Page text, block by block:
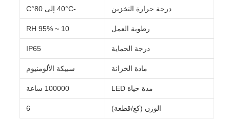
درجة حرارة التخزين -40°C إلى 80°C
رطوبة العمل 10 ~ 95% RH
درجة الحماية IP65
مادة الخزانة سبيكة الألومنيوم
مدة حياة LED 100000 ساعة
الوزن (كغ/قطعة) 6